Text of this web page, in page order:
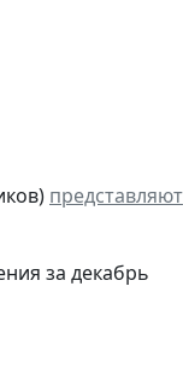
представляют
за декабрь